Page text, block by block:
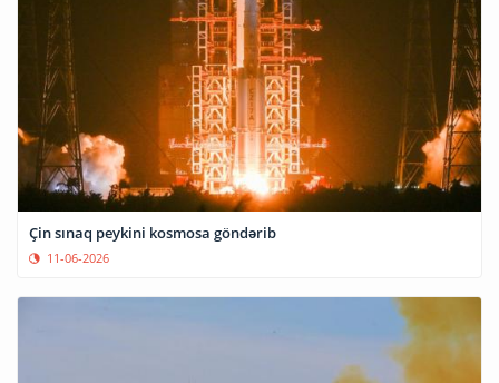
Çin sınaq peykini kosmosa göndərib
11-06-2026